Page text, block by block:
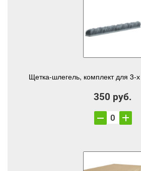
Щетка-шлегель, комплект для 3-
350 руб.